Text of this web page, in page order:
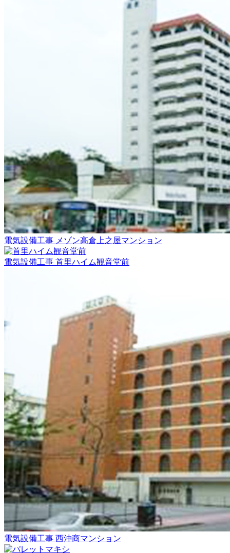
電気設備工事 メゾン高倉上之屋マンション
電気設備工事 首里ハイム観音堂前
電気設備工事 西沖商マンション